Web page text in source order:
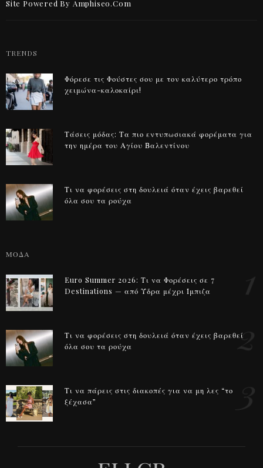
Site Powered By Amphiseo.com
TRENDS
Φόρεσε τις Φούστες σου με τον καλύτερο τρόπο
χειμώνα-καλοκαίρι!
Τάσεις μόδας: Τα πιο εντυπωσιακά φορέματα για
την ημέρα του Αγίου Βαλεντίνου
Τι να φορέσεις στη δουλειά όταν έχεις βαρεθεί
όλα σου τα ρούχα
ΜΟΔΑ
Euro Summer 2026: Τι να Φορέσεις σε 7
Destinations — από Ύδρα μέχρι Ίμπιζα
Τι να φορέσεις στη δουλειά όταν έχεις βαρεθεί
όλα σου τα ρούχα
2
Τι να πάρεις στις διακοπές για να μη λες “το
ξέχασα”